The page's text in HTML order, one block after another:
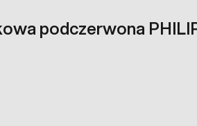
podczerwona